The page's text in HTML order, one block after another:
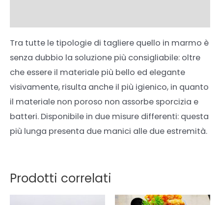
Tra tutte le tipologie di tagliere quello in marmo è
senza dubbio la soluzione più consigliabile: oltre
che essere il materiale più bello ed elegante
visivamente, risulta anche il più igienico, in quanto
il materiale non poroso non assorbe sporcizia e
batteri. Disponibile in due misure differenti: questa
più lunga presenta due manici alle due estremità.
Prodotti correlati